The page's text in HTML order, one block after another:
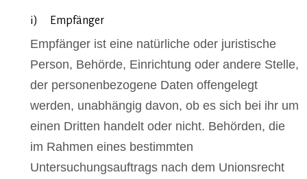
i) Empfänger
Empfänger ist eine natürliche oder juristische
Person, Behörde, Einrichtung oder andere Stelle,
der personenbezogene Daten offengelegt
werden, unabhängig davon, ob es sich bei ihr um
einen Dritten handelt oder nicht. Behörden, die
im Rahmen eines bestimmten
Untersuchungsauftrags nach dem Unionsrecht